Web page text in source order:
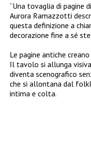
“Una tovaglia di pagine
Aurora Ramazzotti
questa definizione a
decorazione fine a sé
Le pagine antiche
Il tavolo si allunga
diventa scenografico
che si allontana dal
intima e colta.